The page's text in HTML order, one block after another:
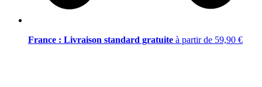
France : Livraison standard gratuite à partir de 59,90 €